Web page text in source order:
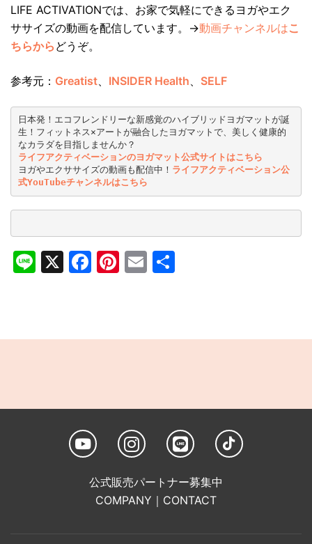
LIFE ACTIVATIONでは、お家で気軽にできるヨガやエク
ササイズの動画を配信しています。→動画チャンネルはこ
ちらから どうぞ。
参考元： Greatist INSIDER Health SELF
日本発！エコフレンドリーな新感覚のハイブリッドヨガマットが誕
生！フィットネス×アートが融合したヨガマットで、美しく健康的
なカラダを目指しませんか？
ライフアクティベーションのヨガマット公式サイトはこちら
ヨガやエクササイズの動画も配信中！ ライフアクティベーション公
式YouTubeチャンネルはこちら
Line
X Facebook
Pinterest
Email
公式販売パートナー募集中
COMPANY ｜ CONTACT